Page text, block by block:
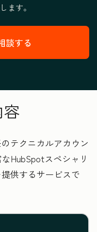
ます。
談する
テクニカルアカウン
HubSpotスペシャリ
供するサービスで